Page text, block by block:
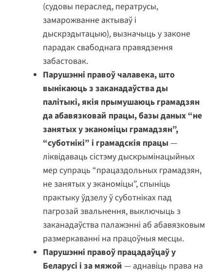
(судовы пераслед, ператрусы,
замарожванне актываў і
дыскрэдытацыю), вызначыць у законе
парадак свабоднага правядзення
забастовак.
Парушэнні правоў чалавека, што
вынікаюць з заканадаўства ды
палітыкі, якія прымушаюць грамадзян
да абавязковай працы, базы даных “не
занятых у эканоміцы грамадзян”,
“суботнікі” і грамадскія працы—
ліквідаваць сістэму дыскрымінацыйных
мер супраць “працаздольных грамадзян,
не занятых у эканоміцы”, спыніць
практыку ўдзелу ў суботніках пад
пагрозай звальнення, выключыць з
заканадаўства палажэнні аб абавязковым
размеркаванні на працоўныя месцы.
Парушэнні правоў працадаўцаў у
Беларусі і за мяжой — аднавіць права на